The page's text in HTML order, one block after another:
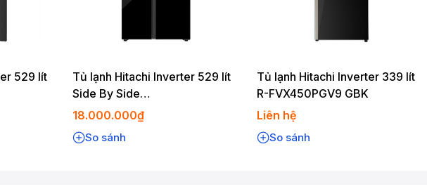
)
529 lít
Tủ lạnh Hitachi Inverter 529 lít
Side By Side
HRSN9563DWGBVN
18.000.000₫
So sánh
Tủ lạnh Hitachi Inverter 339 lít
R-FVX450PGV9 GBK
Liên hệ
So sánh